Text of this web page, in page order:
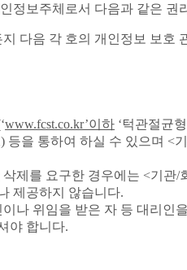
정보주체로서 다음과 같은 권
다음 각 호의 개인정보 보호
www.fcst.co.kr’이하 ‘턱관절균
을 통하여 하실 수 있으며 <
를 요구한 경우에는 <기관/
제공하지 않습니다.
나 위임을 받은 자 등 대리인
야 합니다.